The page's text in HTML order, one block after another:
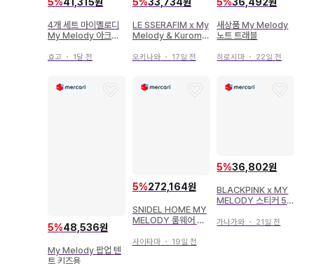
4개 세트 마이멜로디
My Melody 아크릴
효고 ・ 1달 전
LE SSERAFIM x My
Melody & Kuromi
오키나와・ 17일 전
새상품 My Melody
노트 트래블
히로시마 ・ 22일 전
5%48,536원
My Melody 팝업 텐
트 키즈용
5%272,164원
SNIDEL HOME MY
MELODY 룸웨어 셋
사이타마・ 19일 전
5%36,802원
BLACKPINK x MY
MELODY 스티커 5
가나가와 ・ 21일 전